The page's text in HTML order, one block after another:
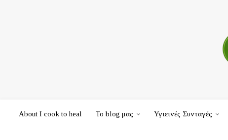
About I cook to heal Το blog μας Υγιεινές Συνταγές